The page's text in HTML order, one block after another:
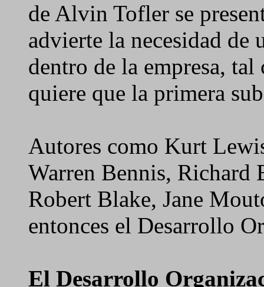
de Alvin Tofler se
advierte la necesidad de
dentro de la empresa, tal
quiere que la primera
Autores como Kurt
Warren Bennis, Richard
Robert Blake, Jane
entonces el Desarrollo
El Desarrollo